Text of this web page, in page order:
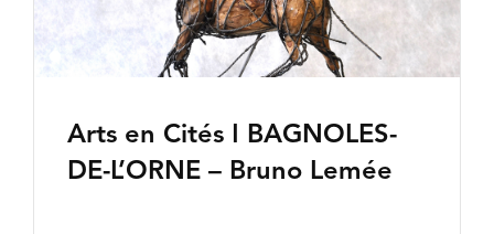
QUI SOMMES-NOUS ?
Arts en Cités ǀ BAGNOLES-
DE-L’ORNE – Bruno Lemée